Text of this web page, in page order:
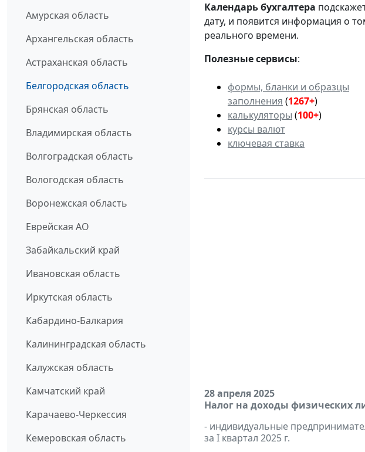
Амурская область
Архангельская область
Астраханская область
Белгородская область
Брянская область
Владимирская область
Волгоградская область
Вологодская область
Воронежская область
Еврейская АО
Забайкальский край
Ивановская область
Иркутская область
Кабардино-Балкария
Калининградская область
Калужская область
Камчатский край
Карачаево-Черкессия
Кемеровская область
Календарьбухгалтера
дату, и появится информация о
реального времени.
Полезные сервисы:
формы, бланки и образцы
заполнения (1267+)
калькуляторы (100+)
курсы валют
ключевая ставка
28 апреля 2025
Налог на доходы физических
- индивидуальные
за I квартал 2025 г.